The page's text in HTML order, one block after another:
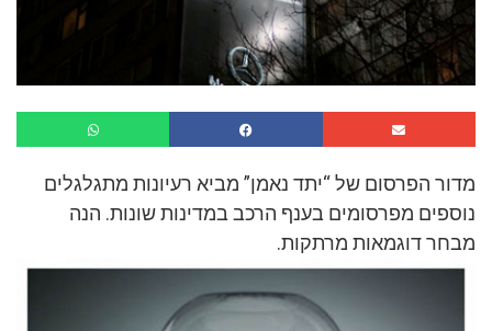
מדור הפרסום של “יתד נאמן” מביא רעיונות מתגלגלים
נוספים מפרסומים בענף הרכב במדינות שונות. הנה
מבחר דוגמאות מרתקות.